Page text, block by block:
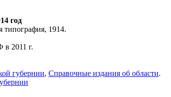
год
типография, 1914.
2011 г.
губернии, Справочные издания об области.